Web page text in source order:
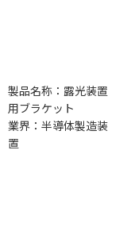
製品名称：露光装置
用ブラケット
業界：半導体製造装
置